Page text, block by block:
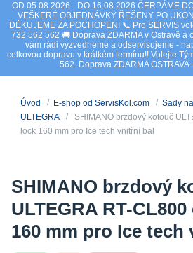
OD 05.08.2026 - DO 16.08.2026 ČERPÁME
VEŠKERÉ OBJEDNÁVKY ŘEŠENY PO
DĚKUJEME ZA POCHOPENÍ 📞 Pro SERVIS
732 562 562 🚚 Doprava ZDARMA v Ostravě a
vám rádi vyzvedneme a odservisujeme -
celkovou dopravu v krátkém termínu!! Volejte
562. Doprava ZDARMA OSTRAVA
Úvod E-shop od ServisKol.com Sady
ULTEGRA
SHIMANO brzdový kotouč
lock 160 mm pro Ice tech vnitřní bal
SHIMANO brzdový
ULTEGRA RT-
160 mm pro Ice tech